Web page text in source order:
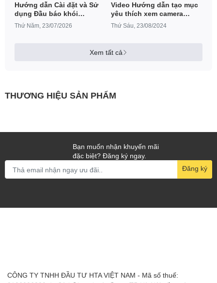
Hướng dẫn Cài đặt và Sử
dụng Đầu báo khói
Hikvision Hikfire HF-S3E-R
Thứ Năm, 23/07/2026
Video Hướng dẫn tạo mục
yêu thích xem camera
DAHUA trên APP DMSS
Thứ Sáu, 23/08/2024
Xem tất cả
THƯƠNG HIỆU SẢN PHẨM
Bạn muốn nhận khuyến mãi
đặc biệt? Đăng ký ngay.
Đăng ký
CÔNG TY TNHH ĐẦU TƯ HTA VIỆT NAM - Mã số thuế: